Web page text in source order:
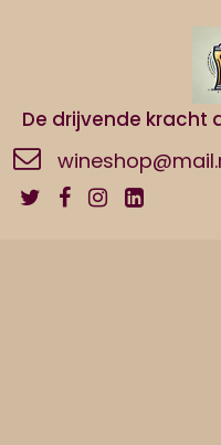
De drijvende kracht